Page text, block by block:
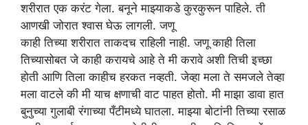
शरीरात एक करंट गेला. बनूने माझ्याकडे कुरकुरून पाहिले. ती
आणखी जोरात श्वास घेऊ लागली. जणू
काही तिच्या शरीरात ताकदच राहिली नाही. जणू काही तिला
तिच्यासोबत जे काही करायचे आहे ते मी करावे अशी तिची इच्छा
होती आणि तिला काहीच हरकत नव्हती. जेव्हा मला ते समजले तेव्हा
मला वाटले की मी याच क्षणाची वाट पाहत होतो. मी माझा डावा हात
बुनुच्या गुलाबी रंगाच्या पँटीमध्ये घातला. माझ्या बोटांनी तिच्या रसाळ